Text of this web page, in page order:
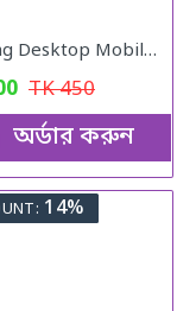
Folding Desktop Mobile Phone Stand
TK450
অর্ডার করুন
14%